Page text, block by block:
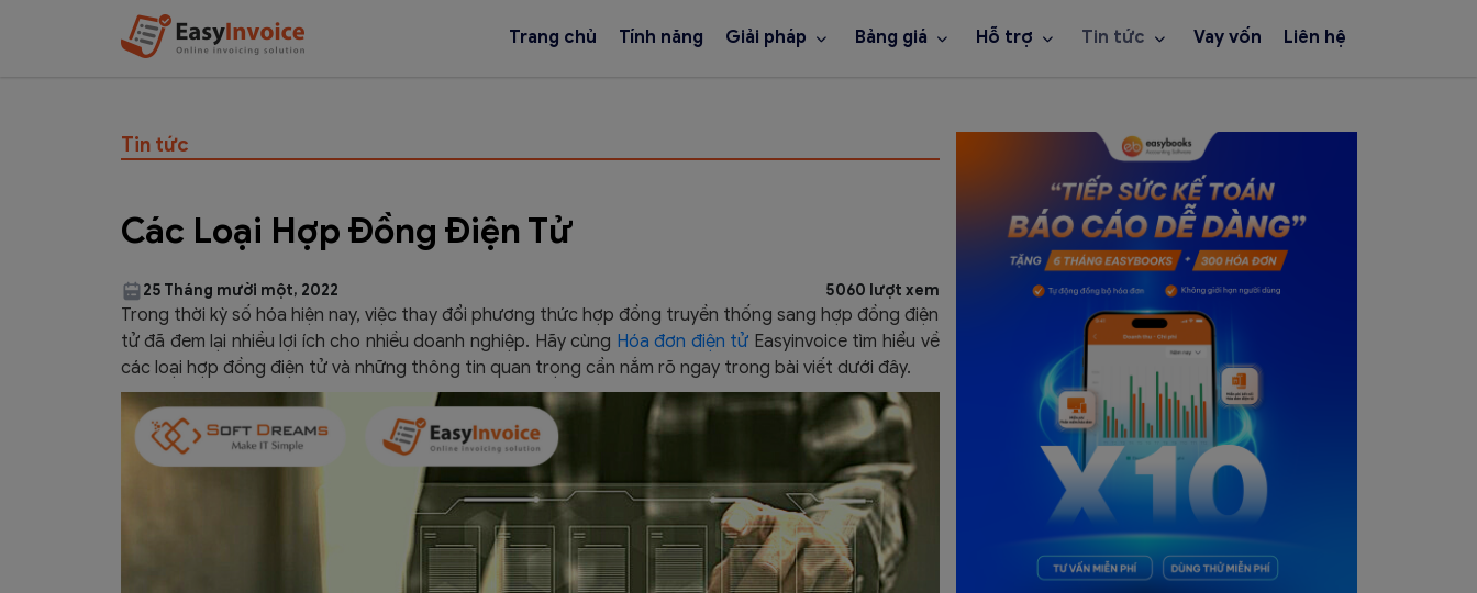
Trang chủ Tính năng Giải pháp Bảng giá Hỗ trợ Tin tức Vay vốn Liên hệ
Tin tức
Các Loại Hợp Đồng Điện Tử
25 Tháng mười một, 2022 5060 lượt xem
Trong thời kỳ số hóa hiện nay, việc thay đổi phương thức hợp đồng truyền thống sang hợp đồng điện
tử đã đem lại nhiều lợi ích cho nhiều doanh nghiệp. Hãy cùng Hóa đơn điện tử Easyinvoicetìm hiểu về
các loại hợp đồng điện tử và những thông tin quan trọng cần nắm rõ ngay trong bài viết dưới đây.